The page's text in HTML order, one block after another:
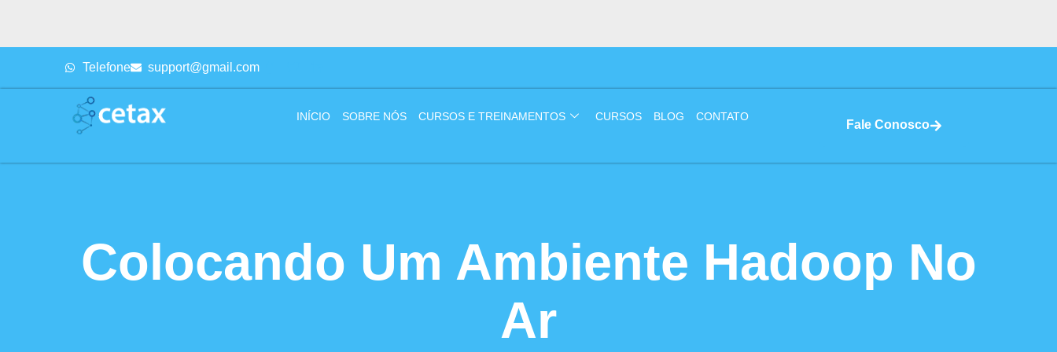
Telefone support@gmail.com
INÍCIO SOBRE NÓS CURSOS E TREINAMENTOS CURSOS BLOG CONTATO
Fale Conosco
Colocando Um Ambiente Hadoop No
Ar